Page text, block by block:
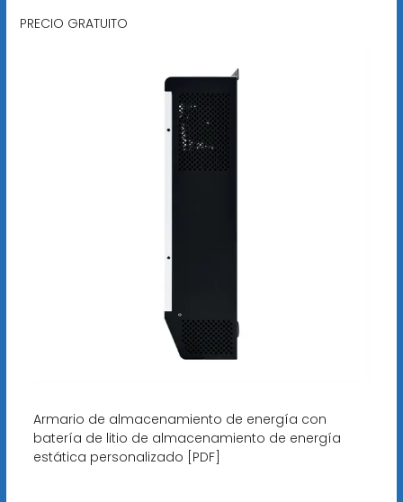
PRECIO GRATUITO
Armario de almacenamiento de energía con
batería de litio de almacenamiento de energía
estática personalizado [PDF]